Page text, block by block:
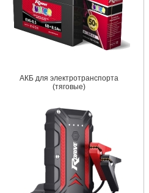
АКБ для электротранспорта
(тяговые)